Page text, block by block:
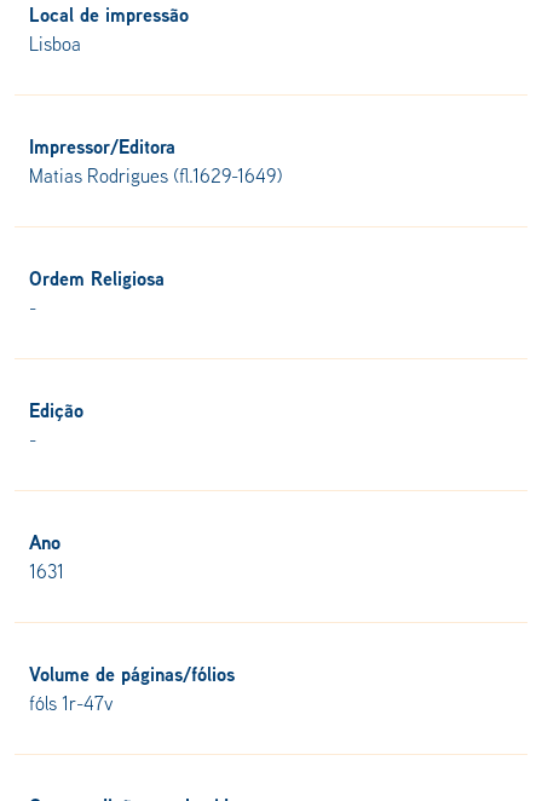
Local de impressão
Lisboa
Impressor/Editora
Matias Rodrigues (fl.1629-1649)
Ordem Religiosa
-
Edição
-
Ano
1631
Volume de páginas/fólios
fóls 1r-47v